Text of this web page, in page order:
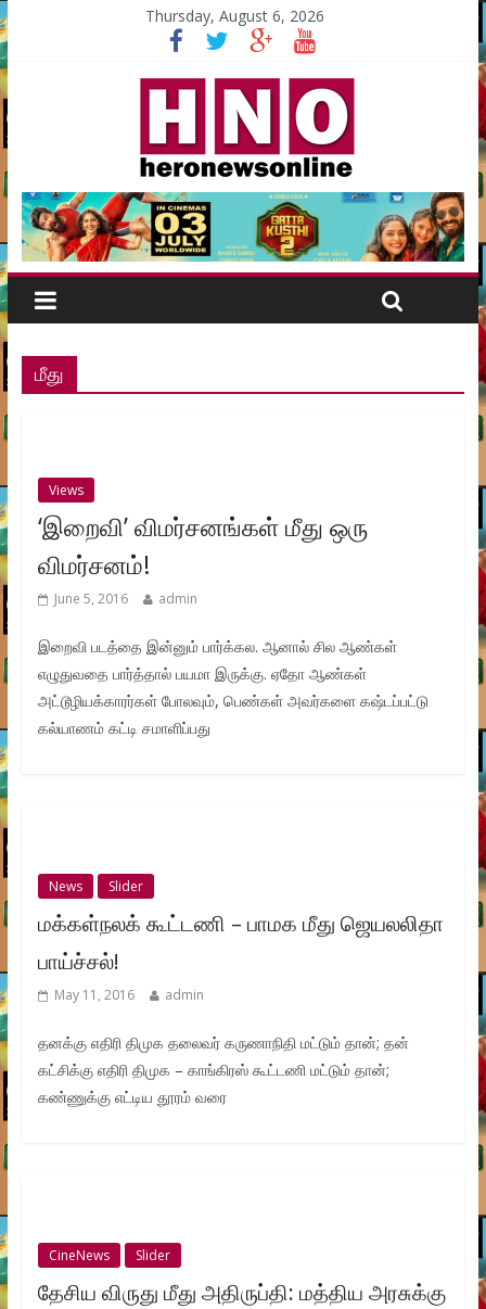
Thursday, August 6, 2026
மீது
Views
‘இறைவி’ விமர்சனங்கள் மீது ஒரு
விமர்சனம்!
June 5, 2016 admin
இறைவி படத்தை இன்னும் பார்க்கல. ஆனால் சில ஆண்கள்
எழுதுவதை பார்த்தால் பயமா இருக்கு. ஏதோ ஆண்கள்
அட்டூழியக்காரர்கள் போலவும், பெண்கள் அவர்களை கஷ்டப்பட்டு
கல்யாணம் கட்டி சமாளிப்பது
News Slider
மக்கள்நலக் கூட்டணி – பாமக மீது ஜெயலலிதா
பாய்ச்சல்!
May 11, 2016 admin
தனக்கு எதிரி திமுக தலைவர் கருணாநிதி மட்டும் தான்; தன்
கட்சிக்கு எதிரி திமுக – காங்கிரஸ் கூட்டணி மட்டும் தான்;
கண்ணுக்கு எட்டிய தூரம் வரை
CineNews Slider
தேசிய விருது மீது அதிருப்தி: மத்திய அரசுக்கு